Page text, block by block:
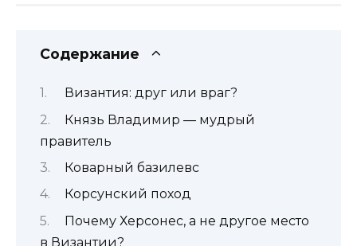
Содержание
Византия: друг или враг?
Князь Владимир — мудрый
правитель
Коварный базилевс
Корсунский поход
Почему Херсонес, а не другое место
в Византии?